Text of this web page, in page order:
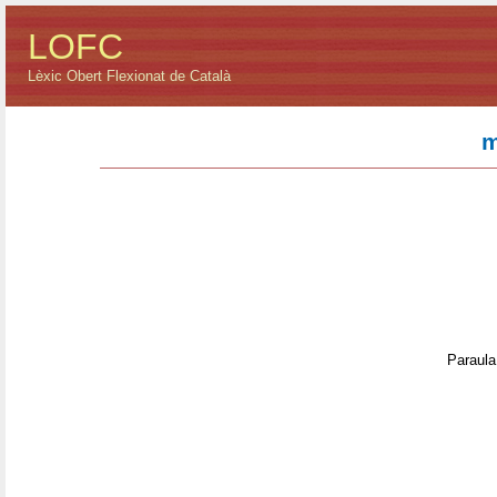
LOFC
Lèxic Obert Flexionat de Català